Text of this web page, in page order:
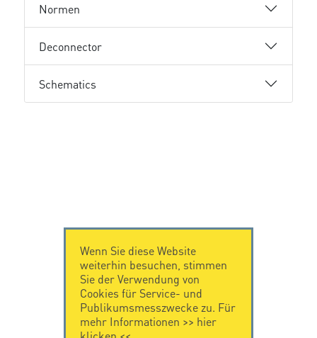
Normen
Deconnector
Schematics
Wenn Sie diese Website
weiterhin besuchen, stimmen
Sie der Verwendung von
Cookies für Service- und
Publikumsmesszwecke zu. Für
mehr Informationen >> hier